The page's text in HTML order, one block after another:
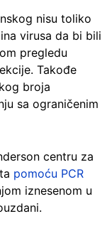
nisu toliko
virusa da bi bili
pregledu
Takođe
broja
sa ograničenim
centru za
pomoću PCR
iznesenom u